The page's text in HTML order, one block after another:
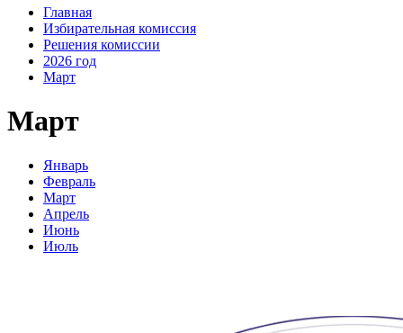
Главная
Избирательная комиссия
Решения комиссии
2026 год
Март
Март
Январь
Февраль
Март
Апрель
Июнь
Июль